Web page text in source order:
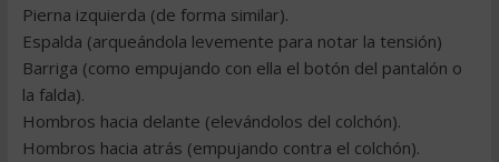
Pierna izquierda (de forma similar).
Espalda (arqueándola levemente para notar la tensión)
Barriga (como empujando con ella el botón del pantalón o
la falda).
Hombros hacia delante (elevándolos del colchón).
Hombros hacia atrás (empujando contra el colchón).